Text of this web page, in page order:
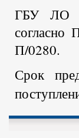
ГБУ ЛО
П/0280.
Срок